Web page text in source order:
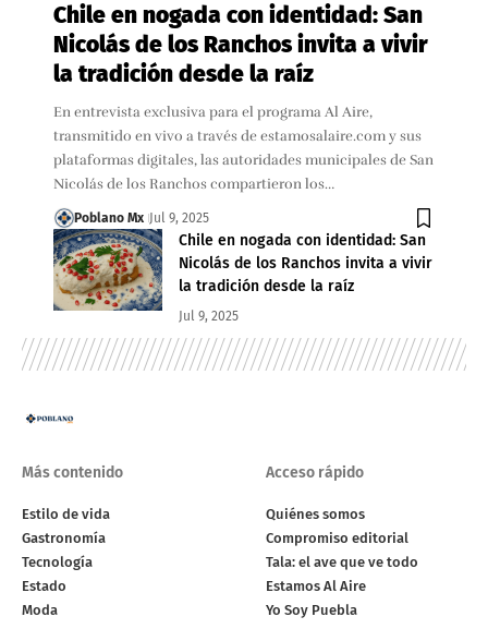
Chile en nogada con identidad: San
Nicolás de los Ranchos invita a vivir
la tradición desde la raíz
En entrevista exclusiva para el programa Al Aire,
transmitido en vivo a través de estamosalaire.com y sus
plataformas digitales, las autoridades municipales de San
Nicolás de los Ranchos compartieron los…
Poblano Mx Jul 9, 2025
Chile en nogada con identidad: San
Nicolás de los Ranchos invita a vivir
la tradición desde la raíz
Jul 9, 2025
Más contenido
Estilo de vida
Gastronomía
Tecnología
Estado
Moda
Acceso rápido
Quiénes somos
Compromiso editorial
Tala: el ave que ve todo
Estamos Al Aire
Yo Soy Puebla